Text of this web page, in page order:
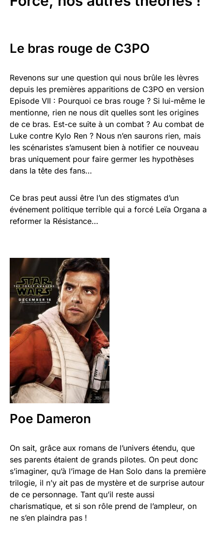
Le bras rouge de C3PO
Revenons sur une question qui nous brûle les lèvres
depuis les premières apparitions de C3PO en version
Episode VII : Pourquoi ce bras rouge ? Si lui-même le
mentionne, rien ne nous dit quelles sont les origines
de ce bras. Est-ce suite à un combat ? Au combat de
Luke contre Kylo Ren ? Nous n’en saurons rien, mais
les scénaristes s’amusent bien à notifier ce nouveau
bras uniquement pour faire germer les hypothèses
dans la tête des fans…
Ce bras peut aussi être l’un des stigmates d’un
événement politique terrible qui a forcé Leïa Organa a
reformer la Résistance…
Poe Dameron
On sait, grâce aux romans de l’univers étendu, que
ses parents étaient de grands pilotes. On peut donc
s’imaginer, qu’à l’image de Han Solo dans la première
trilogie, il n’y ait pas de mystère et de surprise autour
de ce personnage. Tant qu’il reste aussi
charismatique, et si son rôle prend de l’ampleur, on
ne s’en plaindra pas !